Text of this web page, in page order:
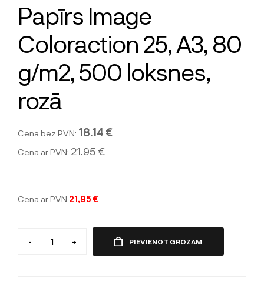
Papīrs Image
Coloraction 25, A3, 80
g/m2, 500 loksnes,
rozā
Cena bez PVN: 18.14 €
Cena ar PVN: 21.95 €
Cena ar PVN 21,95 €
- + PIEVIENOT GROZAM